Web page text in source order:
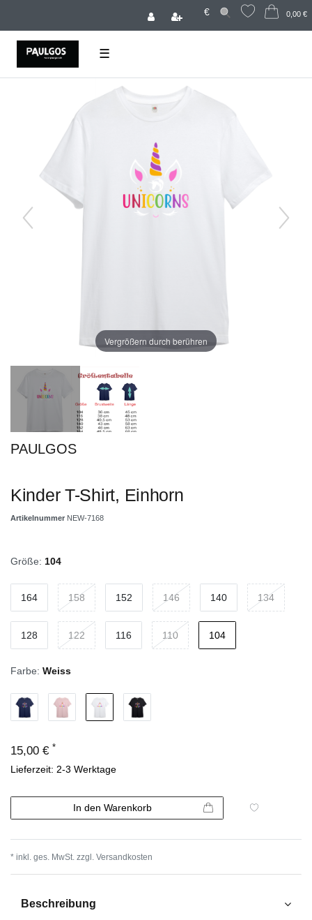
€ 0,00 €
☰
Vergrößern durch berühren
PAULGOS
Kinder T-Shirt, Einhorn
Artikelnummer NEW-7168
Größe: 104
164 158 152 146 140 134
128 122 116 110 104
Farbe: Weiss
15,00 € *
Lieferzeit: 2-3 Werktage
In den Warenkorb
* inkl. ges. MwSt. zzgl. Versandkosten
Beschreibung